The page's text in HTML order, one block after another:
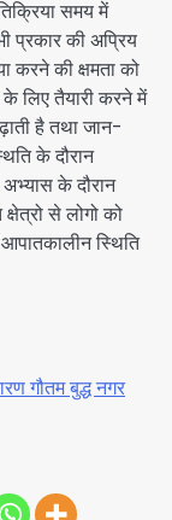
समय में
प्रकार की अप्रिय
करने की क्षमता को
लिए तैयारी करने में
है तथा जान-
के दौरान
के दौरान
क्षेत्रो से लोगो को
स्थिति
गौतम बुद्ध नगर